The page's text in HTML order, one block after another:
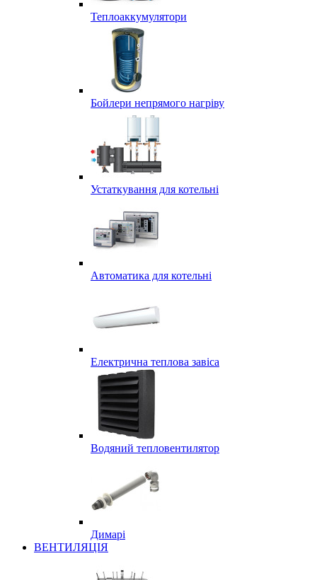
Теплоаккумулятори
Бойлери непрямого нагріву
Устаткування для котельні
Автоматика для котельні
Електрична теплова завіса
Водяний тепловентилятор
Димарі
ВЕНТИЛЯЦІЯ